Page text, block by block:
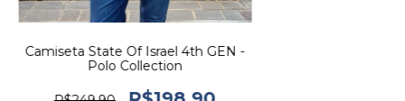
Camiseta State Of Israel 4th GEN -
Polo Collection